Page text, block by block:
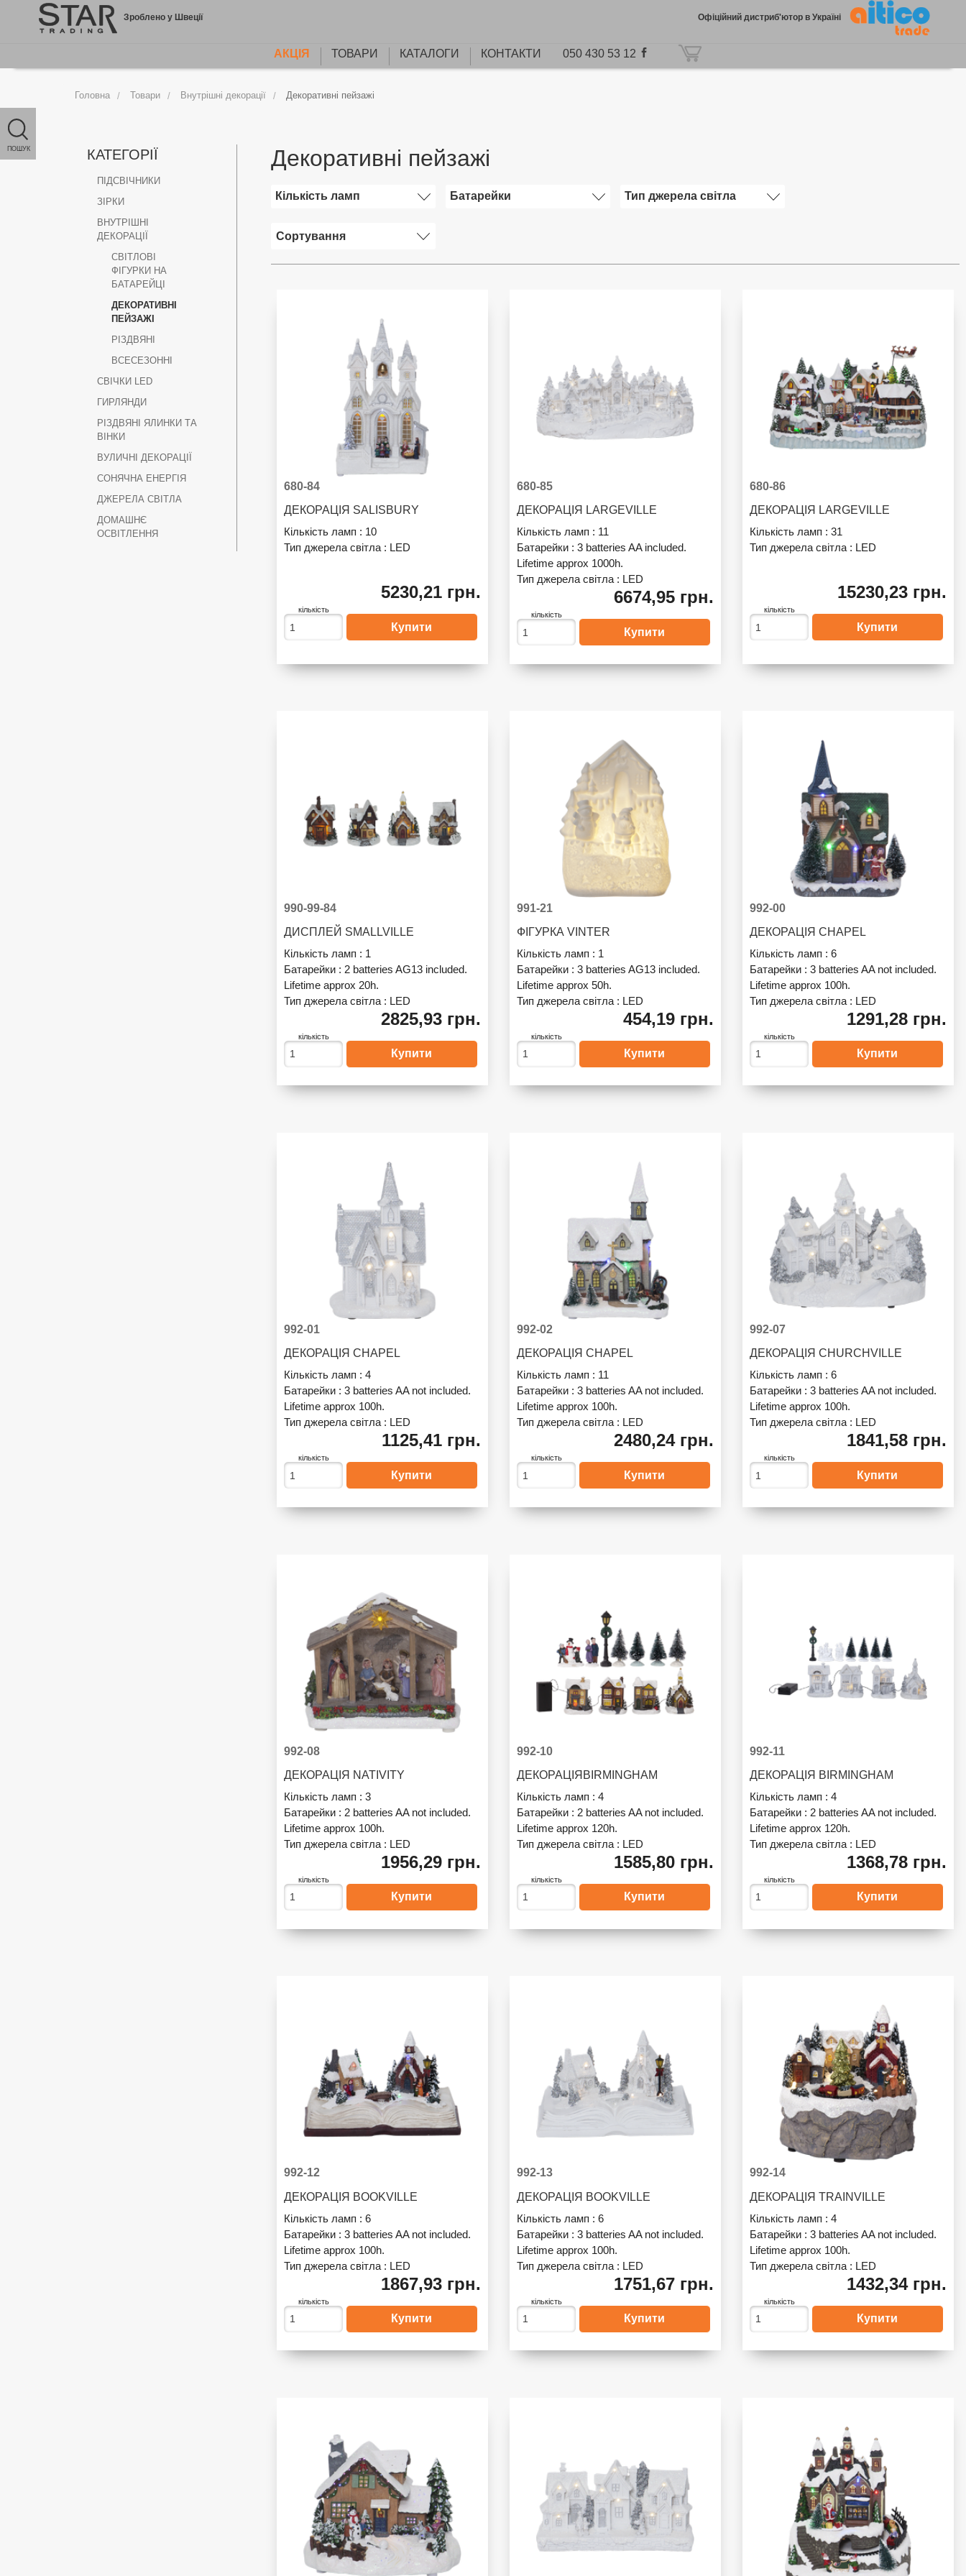
ПОШУК
Зроблено у Швеції Офіційний дистриб'ютор в Україні
АКЦІЯ ТОВАРИ КАТАЛОГИ КОНТАКТИ 050 430 53 12
Головна Товари Внутрішні декорації Декоративні пейзажі
КАТЕГОРІЇ
ПІДСВІЧНИКИ
ЗІРКИ
ВНУТРІШНІ
ДЕКОРАЦІЇ
СВІТЛОВІ
ФІГУРКИ НА
БАТАРЕЙЦІ
ДЕКОРАТИВНІ
ПЕЙЗАЖІ
РІЗДВЯНІ
ВСЕСЕЗОННІ
СВІЧКИ LED
ГИРЛЯНДИ
РІЗДВЯНІ ЯЛИНКИ ТА
ВІНКИ
ВУЛИЧНІ ДЕКОРАЦІЇ
СОНЯЧНА ЕНЕРГІЯ
ДЖЕРЕЛА СВІТЛА
ДОМАШНЄ
ОСВІТЛЕННЯ
Декоративні пейзажі
Кількість ламп Батарейки Тип джерела світла
680-84
ДЕКОРАЦІЯ SALISBURY
Кількість ламп : 10
Тип джерела світла : LED
5230,21 грн.
кількість
680-85
ДЕКОРАЦІЯ LARGEVILLE
Кількість ламп : 11
Батарейки : 3 batteries AA included.
Lifetime approx 1000h.
Тип джерела світла : LED
6674,95 грн.
кількість
680-86
ДЕКОРАЦІЯ LARGEVILLE
Кількість ламп : 31
Тип джерела світла : LED
15230,23 грн.
кількість
990-99-84
ДИСПЛЕЙ SMALLVILLE
Кількість ламп : 1
Батарейки : 2 batteries AG13 included.
Lifetime approx 20h.
Тип джерела світла : LED
2825,93 грн.
кількість
991-21
ФІГУРКА VINTER
Кількість ламп : 1
Батарейки : 3 batteries AG13 included.
Lifetime approx 50h.
Тип джерела світла : LED
454,19 грн.
кількість
992-00
ДЕКОРАЦІЯ CHAPEL
Кількість ламп : 6
Батарейки : 3 batteries AA not included.
Lifetime approx 100h.
Тип джерела світла : LED
1291,28 грн.
кількість
992-01
ДЕКОРАЦІЯ CHAPEL
Кількість ламп : 4
Батарейки : 3 batteries AA not included.
Lifetime approx 100h.
Тип джерела світла : LED
1125,41 грн.
кількість
992-02
ДЕКОРАЦІЯ CHAPEL
Кількість ламп : 11
Батарейки : 3 batteries AA not included.
Lifetime approx 100h.
Тип джерела світла : LED
2480,24 грн.
кількість
992-07
ДЕКОРАЦІЯ CHURCHVILLE
Кількість ламп : 6
Батарейки : 3 batteries AA not included.
Lifetime approx 100h.
Тип джерела світла : LED
1841,58 грн.
кількість
992-08
ДЕКОРАЦІЯ NATIVITY
Кількість ламп : 3
Батарейки : 2 batteries AA not included.
Lifetime approx 100h.
Тип джерела світла : LED
1956,29 грн.
кількість
992-10
ДЕКОРАЦІЯBIRMINGHAM
Кількість ламп : 4
Батарейки : 2 batteries AA not included.
Lifetime approx 120h.
Тип джерела світла : LED
1585,80 грн.
кількість
992-11
ДЕКОРАЦІЯ BIRMINGHAM
Кількість ламп : 4
Батарейки : 2 batteries AA not included.
Lifetime approx 120h.
Тип джерела світла : LED
1368,78 грн.
кількість
992-12
ДЕКОРАЦІЯ BOOKVILLE
Кількість ламп : 6
Батарейки : 3 batteries AA not included.
Lifetime approx 100h.
Тип джерела світла : LED
1867,93 грн.
кількість
992-13
ДЕКОРАЦІЯ BOOKVILLE
Кількість ламп : 6
Батарейки : 3 batteries AA not included.
Lifetime approx 100h.
Тип джерела світла : LED
1751,67 грн.
кількість
992-14
ДЕКОРАЦІЯ TRAINVILLE
Кількість ламп : 4
Батарейки : 3 batteries AA not included.
Lifetime approx 100h.
Тип джерела світла : LED
1432,34 грн.
кількість